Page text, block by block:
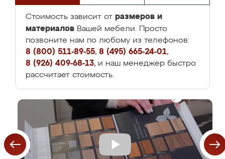
Стоимость зависит от размеров и
материалов Вашей мебели. Просто
позвоните нам по любому из телефонов:
8 (800) 511-89-55, 8 (495) 665-24-01,
8 (926) 409-68-13, и наш менеджер быстро
рассчитает стоимость.